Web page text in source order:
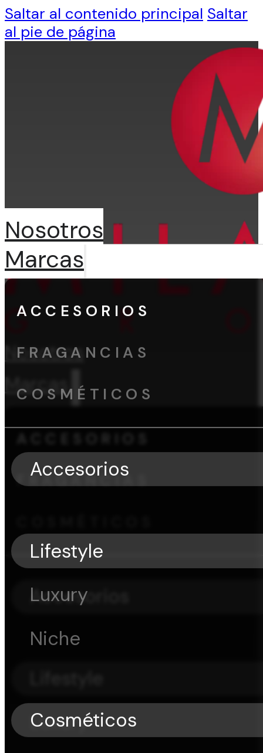
Saltar al contenido principal Saltar
al pie de página
Nosotros
Marcas
ACCESORIOS
FRAGANCIAS
Accesorios
Luxury
Nosotros
Marcas
ACCESORIOS
FRAGANCIAS
COSMÉTICOS
Accesorios
Lifestyle
Luxury
Niche
Cosméticos